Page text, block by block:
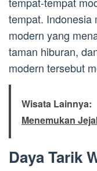
tempat. Indonesia
modern yang
taman hiburan,
modern tersebut
Wisata Lainnya:
Menemukan
Daya Tarik